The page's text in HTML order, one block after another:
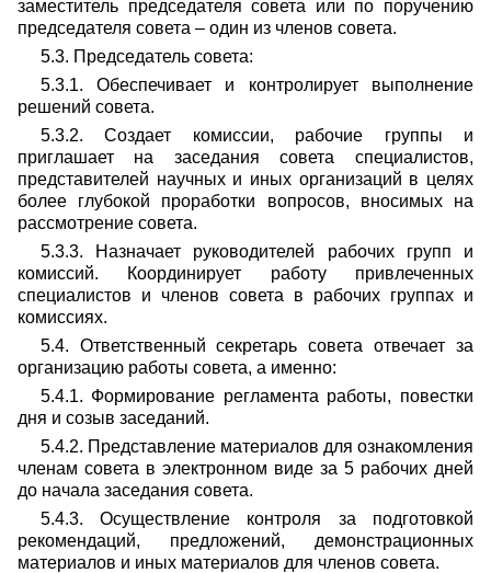
заместитель председателя совета или по поручению
председателя совета – один из членов совета.
5.3. Председатель совета:
5.3.1. Обеспечивает и контролирует выполнение
решений совета.
5.3.2. Создает комиссии, рабочие группы и
приглашает на заседания совета специалистов,
представителей научных и иных организаций в целях
более глубокой проработки вопросов, вносимых на
рассмотрение совета.
5.3.3. Назначает руководителей рабочих групп и
комиссий. Координирует работу привлеченных
специалистов и членов совета в рабочих группах и
комиссиях.
5.4. Ответственный секретарь совета отвечает за
организацию работы совета, а именно:
5.4.1. Формирование регламента работы, повестки
дня и созыв заседаний.
5.4.2. Представление материалов для ознакомления
членам совета в электронном виде за 5 рабочих дней
до начала заседания совета.
5.4.3. Осуществление контроля за подготовкой
рекомендаций, предложений, демонстрационных
материалов и иных материалов для членов совета.